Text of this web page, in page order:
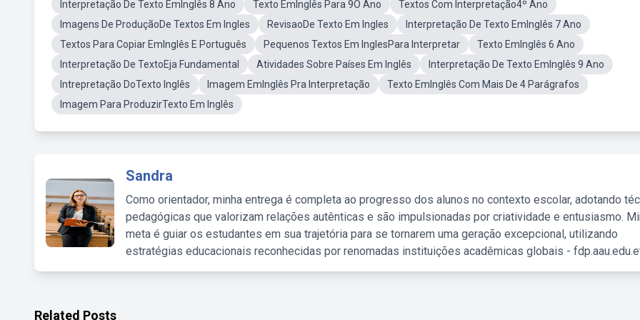
Interpretação De Texto EmInglês 8 Ano
Texto EmInglês Para 9O Ano
Textos Com Interpretação4º Ano
Imagens De ProduçãoDe Textos Em Ingles
RevisaoDe Texto Em Ingles
Interpretação De Texto EmInglês 7 Ano
Textos Para Copiar EmInglês E Português
Pequenos Textos Em InglesPara Interpretar
Texto EmInglês 6 Ano
Interpretação De TextoEja Fundamental
Atividades Sobre Países Em Inglês
Interpretação De Texto EmInglês 9 Ano
Intrepretação DoTexto Inglês
Imagem EmInglês Pra Interpretação
Texto EmInglês Com Mais De 4 Parágrafos
Imagem Para ProduzirTexto Em Inglês
Sandra
Como orientador, minha entrega é completa ao progresso dos alunos no contexto escolar, adotando
pedagógicas que valorizam relações autênticas e são impulsionadas por criatividade e entusiasmo.
meta é guiar os estudantes em sua trajetória para se tornarem uma geração excepcional, utilizando
estratégias educacionais reconhecidas por renomadas instituições acadêmicas globais -
Related Posts